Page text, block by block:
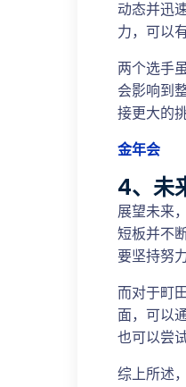
动态并迅
力，可以
两个选手
会影响到
接更大的挑
金年会
4、未
展望未来
短板并不
要坚持努
而对于町
面，可以
也可以尝
综上所述